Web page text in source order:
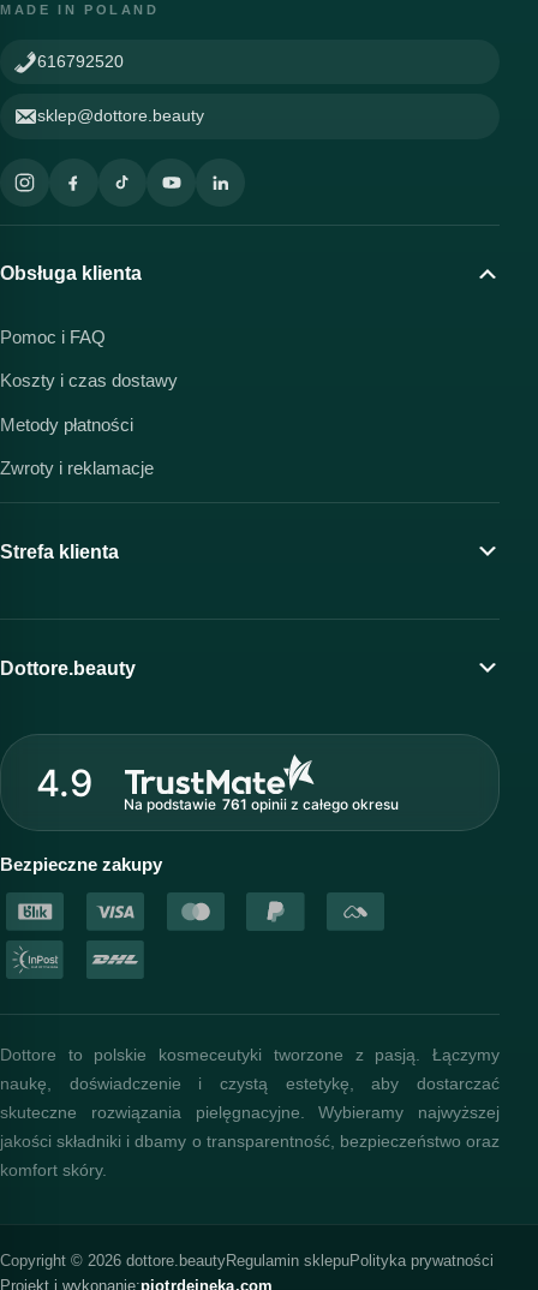
MADE IN POLAND
616792520
sklep@dottore.beauty
Obsługa klienta
Pomoc i FAQ
Koszty i czas dostawy
Metody płatności
Zwroty i reklamacje
Strefa klienta
Moje konto
Program lojalnościowy
Strefa profesjonalisty
Dottore.beauty
O marce Dottore
Nasz zespół
Akademia i szkolenia
Baza wiedzy
4.9
Na podstawie 761 opiniiz całego okresu
Bezpieczne zakupy
Dottore to polskie kosmeceutyki tworzone z pasją. Łączymy
naukę, doświadczenie i czystą estetykę, aby dostarczać
skuteczne rozwiązania pielęgnacyjne. Wybieramy najwyższej
jakości składniki i dbamy o transparentność, bezpieczeństwo oraz
komfort skóry.
Copyright © 2026 dottore.beautyRegulamin sklepuPolityka prywatności
Projekt i wykonanie:piotrdejneka.com